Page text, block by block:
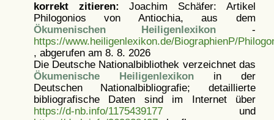
korrekt zitieren: Joachim Schäfer: Artikel
Philogonios von Antiochia, aus dem
Ökumenischen Heiligenlexikon -
https://www.heiligenlexikon.de/BiographienP/
, abgerufen am 8. 8. 2026
Die Deutsche Nationalbibliothek verzeichnet das
Ökumenische Heiligenlexikonin der
Deutschen Nationalbibliografie; detaillierte
bibliografische Daten sind im Internet über
https://d-nb.info/1175439177und